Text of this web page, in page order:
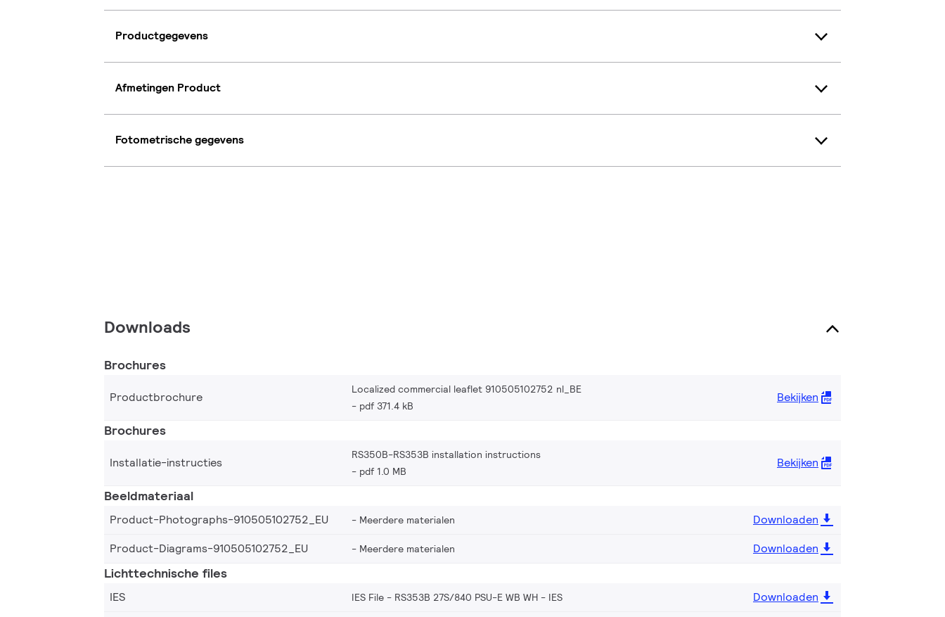
Productgegevens
Afmetingen Product
Fotometrische gegevens
Downloads
Brochures
Productbrochure
Localized commercial leaflet 910505102752 nl_BE
pdf 371.4 kB
Bekijken
Brochures
Installatie-instructies
RS350B-RS353B installation instructions
pdf 1.0 MB
Bekijken
Beeldmateriaal
Product-Photographs-910505102752_EU Meerdere materialen
Downloaden
Product-Diagrams-910505102752_EU
Meerdere materialen Downloaden
Lichttechnische files
IES IES File - RS353B 27S/840 PSU-E WB WH IES
Downloaden